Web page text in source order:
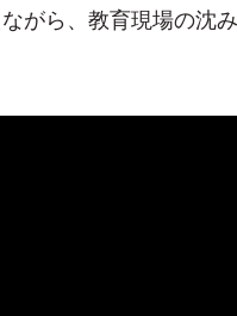
がら、教育現場の沈